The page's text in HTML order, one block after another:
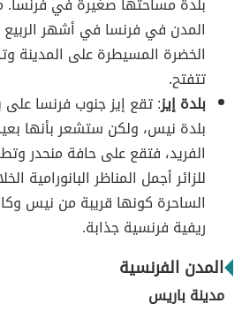
المدن في فرنسا في أشهر
الخضرة المسيطرة على المدينة
تتفتح.
بلدة إيز: تقع إيز جنوب فرنسا
بلدة نيس، ولكن ستشعر بأنها
الفريد، فتقع على حافة منحدر
للزائر أجمل المناظر البانورامية
الساحرة كونها قريبة من نيس
ريفية فرنسية جذابة.
المدن الفرنسية
مدينة باريس